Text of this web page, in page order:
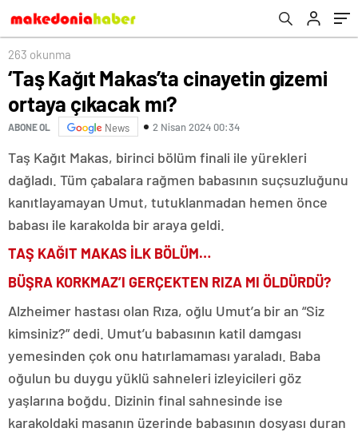
263 okunma
‘Taş Kağıt Makas’ta cinayetin gizemi
ortaya çıkacak mı?
ABONE OL News 2 Nisan 2024 00:34
Taş Kağıt Makas, birinci bölüm finali ile yürekleri
dağladı. Tüm çabalara rağmen babasının suçsuzluğunu
kanıtlayamayan Umut, tutuklanmadan hemen önce
babası ile karakolda bir araya geldi.
TAŞ KAĞIT MAKAS İLK BÖLÜM…
BÜŞRA KORKMAZ’I GERÇEKTEN RIZA MI ÖLDÜRDÜ?
Alzheimer hastası olan Rıza, oğlu Umut’a bir an “Siz
kimsiniz?” dedi. Umut’u babasının katil damgası
yemesinden çok onu hatırlamaması yaraladı. Baba
oğulun bu duygu yüklü sahneleri izleyicileri göz
yaşlarına boğdu. Dizinin final sahnesinde ise
karakoldaki masanın üzerinde babasının dosyası duran